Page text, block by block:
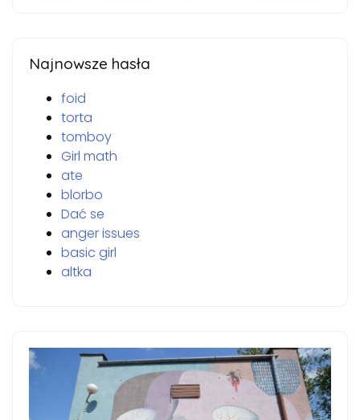
Najnowsze hasła
foid
torta
tomboy
Girl math
ate
blorbo
Dać se
anger issues
basic girl
altka